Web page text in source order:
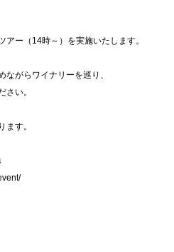
ー（14時～）を実施いたします。
がらワイナリーを巡り、
さい。
ます。